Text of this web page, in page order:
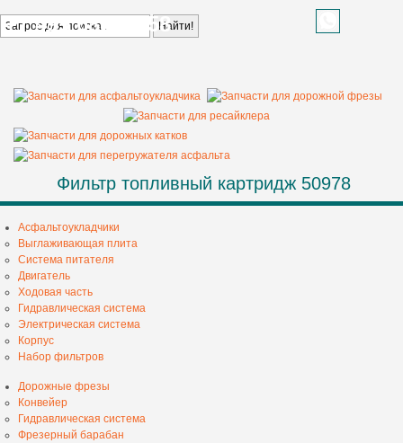
+7 499 685 68 58
Фильтр топливный картридж 50978
Асфальтоукладчики
Выглаживающая плита
Система питателя
Двигатель
Ходовая часть
Гидравлическая система
Электрическая система
Корпус
Набор фильтров
Дорожные фрезы
Конвейер
Гидравлическая система
Фрезерный барабан